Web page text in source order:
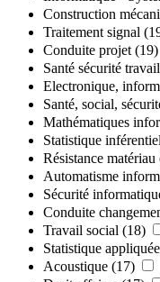
Construction
Traitement signal
Conduite projet (19)
Santé sécurité travail
Electronique,
Santé, social,
Mathématiques
Statistique
Résistance matériau
Automatisme
Sécurité
Conduite
Travail social (18)
Statistique appliquée
Acoustique (17)